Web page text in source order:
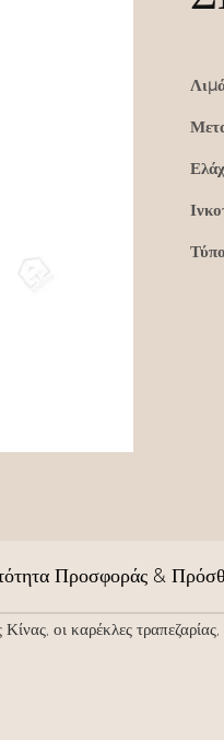
Προσφοράς &
οι καρέκλες